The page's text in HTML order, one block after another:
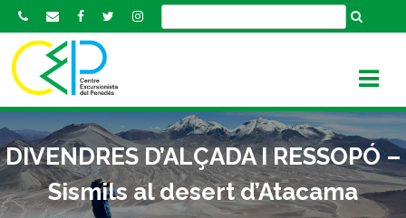
k
o
c
o
n
t
DIVENDRES D’ALÇADA I RESSOPÓ –
Sismils al desert d’Atacama